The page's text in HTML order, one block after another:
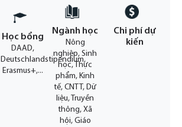
Học bổng
DAAD,
Deutschlandstipendium,
Erasmus+,...
Ngành học
Nông
nghiệp, Sinh
học, Thực
phẩm, Kinh
tế, CNTT, Dữ
liệu, Truyền
thông, Xã
hội, Giáo
Chi phí dự
kiến